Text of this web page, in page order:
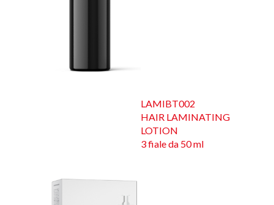
LAMIBT002
HAIR LAMINATING
LOTION
3 fiale da 50 ml